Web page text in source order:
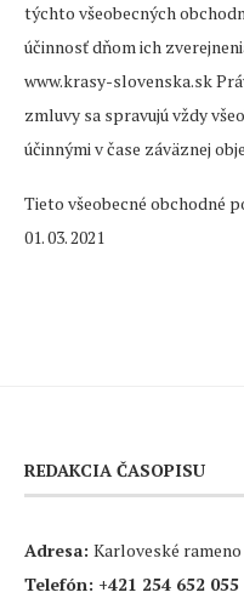
týchto všeobecných
účinnosť dňom ich
www.krasy-slovenska.sk
zmluvy sa spravujú vždy
účinnými v čase záväznej
Tieto všeobecné obchodné
01. 03. 2021
REDAKCIA ČASOPISU
Adresa: Karloveské rameno
Telefón: +421 254 652 055